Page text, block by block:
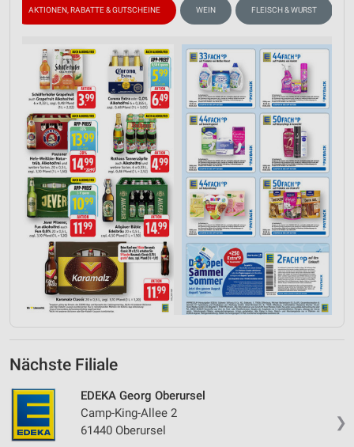
AKTIONEN, RABATTE & GUTSCHEINE WEIN FLEISCH & WURST
Nächste Filiale
❯
EDEKA Georg Oberursel
Camp-King-Allee 2
61440 Oberursel